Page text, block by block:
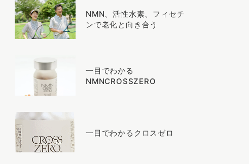
NMN、活性水素、フィセチ
ンで老化と向き合う
一目でわかる
NMNCROSSZERO
一目でわかるクロスゼロ